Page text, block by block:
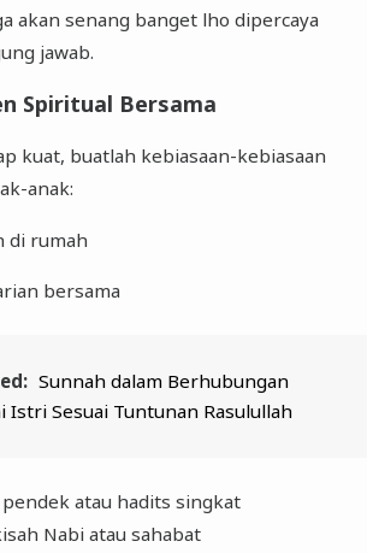
akan senang banget lho dipercaya
jawab.
Spiritual Bersama
kuat, buatlah kebiasaan-kebiasaan
anak:
di rumah
bersama
Sunnah dalam Berhubungan
Istri Sesuai Tuntunan Rasulullah
atau hadits singkat
Nabi atau sahabat